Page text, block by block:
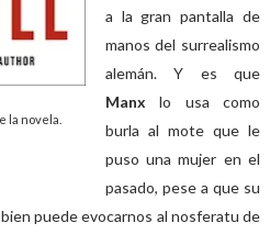
la novela.
a la gran pantalla de
manos del surrealismo
alemán. Y es que
Manxlo usa como
burla al mote que le
puso una mujer en el
pasado, pese a que su
puede evocarnos al nosferatu de